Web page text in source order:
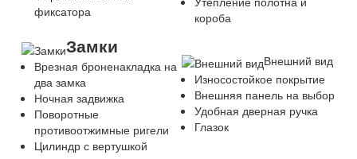
фиксатора
короба
Замки
Врезная броненакладка на
два замка
Ночная задвижка
Поворотные
противоотжимные ригели
Цилиндр с вертушкой
Внешний вид
Износостойкое покрытие
Внешняя панель на выбор
Удобная дверная ручка
Глазок